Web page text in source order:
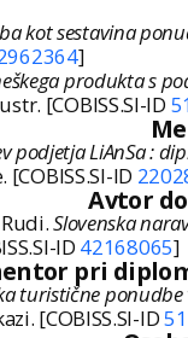
kot sestavina
]
produkta s
[COBISS.SI-ID
podjetja LiAnSa :
ID
Avtor
Rudi.Slovenska
ID 42168065]
pri
turistične ponudbe
[COBISS.SI-ID